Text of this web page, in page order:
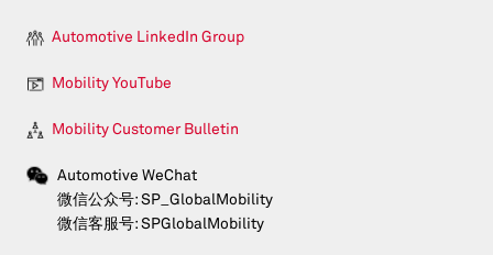
Automotive LinkedIn Group
Mobility YouTube
Mobility Customer Bulletin
Automotive WeChat
微信公众号: SP_GlobalMobility
微信客服号: SPGlobalMobility